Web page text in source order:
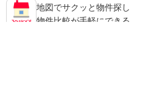
地図でサクッと物件探し
物件比較が手軽にできる